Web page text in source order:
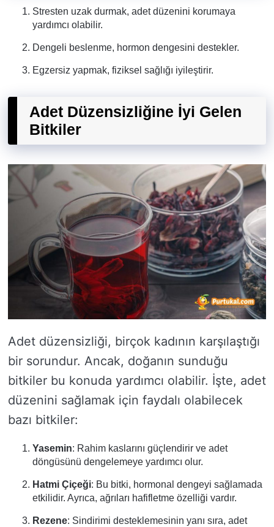
Stresten uzak durmak, adet düzenini korumaya
yardımcı olabilir.
Dengeli beslenme, hormon dengesini destekler.
Egzersiz yapmak, fiziksel sağlığı iyileştirir.
Adet Düzensizliğine İyi Gelen
Bitkiler
Adet düzensizliği, birçok kadının karşılaştığı
bir sorundur. Ancak, doğanın sunduğu
bitkiler bu konuda yardımcı olabilir. İşte, adet
düzenini sağlamak için faydalı olabilecek
bazı bitkiler:
Yasemin: Rahim kaslarını güçlendirir ve adet
döngüsünü dengelemeye yardımcı olur.
Hatmi Çiçeği: Bu bitki, hormonal dengeyi sağlamada
etkilidir. Ayrıca, ağrıları hafifletme özelliği vardır.
Rezene: Sindirimi desteklemesinin yanı sıra, adet